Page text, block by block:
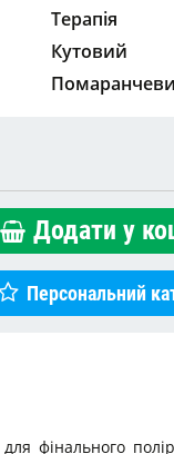
Терапія
Кутовий
Додати у
Персональний
фінального